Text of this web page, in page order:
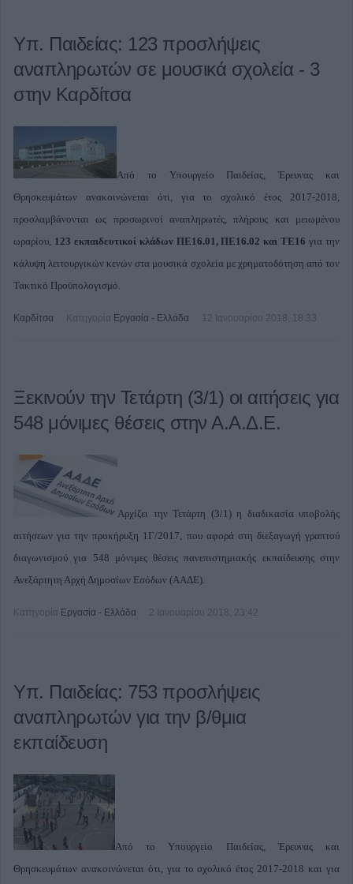
Υπ. Παιδείας: 123 προσλήψεις
αναπληρωτών σε μουσικά σχολεία - 3
στην Καρδίτσα
Από το Υπουργείο Παιδείας, Έρευνας και
Θρησκευμάτων ανακοινώνεται ότι, για το σχολικό έτος 2017-2018,
προσλαμβάνονται ως προσωρινοί αναπληρωτές, πλήρους και μειωμένου
ωραρίου, 123 εκπαιδευτικοί κλάδων ΠΕ16.01, ΠΕ16.02 και ΤΕ16 για την
κάλυψη λειτουργικών κενών στα μουσικά σχολεία με χρηματοδότηση από τον
Τακτικό Προϋπολογισμό.
Καρδίτσα Κατηγορία Εργασία - Ελλάδα 12 Ιανουαρίου 2018, 18:33
Ξεκινούν την Τετάρτη (3/1) οι αιτήσεις για
548 μόνιμες θέσεις στην Α.Α.Δ.Ε.
Αρχίζει την Τετάρτη (3/1) η διαδικασία υποβολής
αιτήσεων για την προκήρυξη 1Γ/2017, που αφορά στη διεξαγωγή γραπτού
διαγωνισμού για 548 μόνιμες θέσεις πανεπιστημιακής εκπαίδευσης στην
Ανεξάρτητη Αρχή Δημοσίων Εσόδων (ΑΑΔΕ).
Κατηγορία Εργασία - Ελλάδα 2 Ιανουαρίου 2018, 23:42
Υπ. Παιδείας: 753 προσλήψεις
αναπληρωτών για την β/θμια
εκπαίδευση
Από το Υπουργείο Παιδείας, Έρευνας και
Θρησκευμάτων ανακοινώνεται ότι, για το σχολικό έτος 2017-2018 και για